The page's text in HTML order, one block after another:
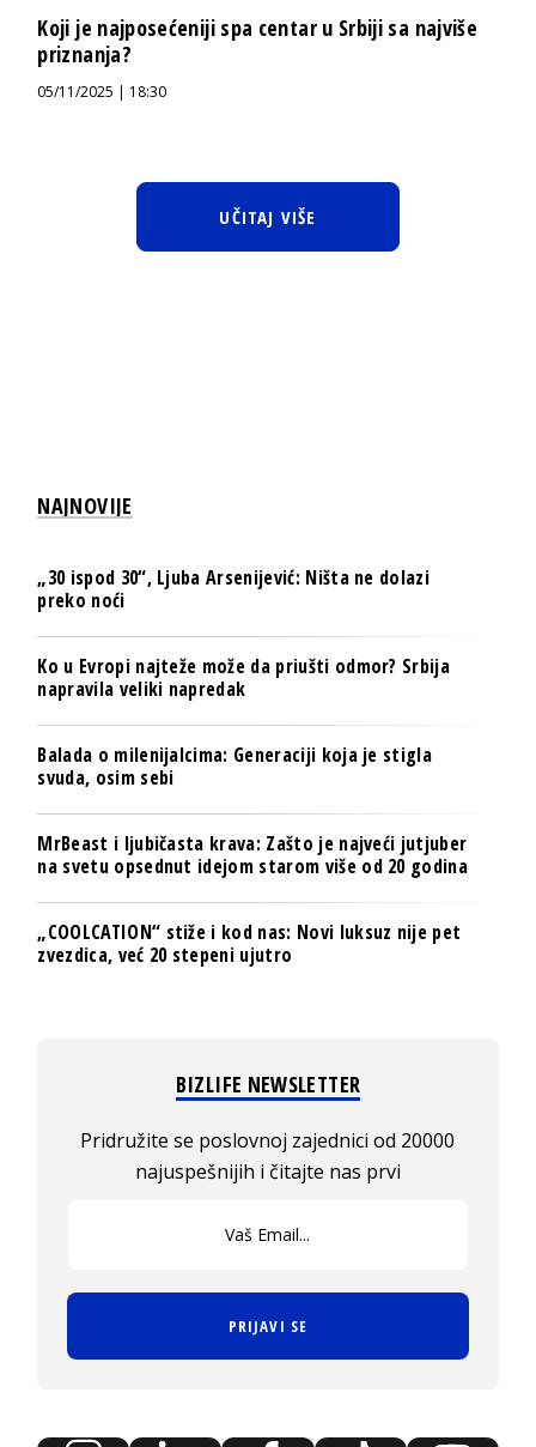
Koji je najposećeniji spa centar u Srbiji sa najviše
priznanja?
05/11/2025 | 18:30
UČITAJ VIŠE
NAJNOVIJE
„30 ispod 30“, Ljuba Arsenijević: Ništa ne dolazi
preko noći
Ko u Evropi najteže može da priušti odmor? Srbija
napravila veliki napredak
Balada o milenijalcima: Generaciji koja je stigla
svuda, osim sebi
MrBeast i ljubičasta krava: Zašto je najveći jutjuber
na svetu opsednut idejom starom više od 20 godina
„COOLCATION“ stiže i kod nas: Novi luksuz nije pet
zvezdica, već 20 stepeni ujutro
BIZLIFE NEWSLETTER
Pridružite se poslovnoj zajednici od 20000
najuspešnijih i čitajte nas prvi
PRIJAVI SE